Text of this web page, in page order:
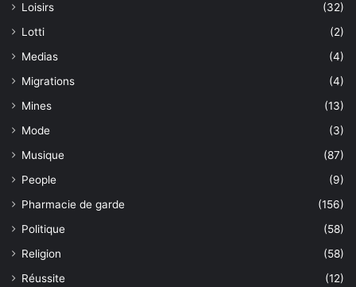
Loisirs
(32)
Lotti
(2)
Medias
(4)
Migrations
(4)
Mines
(13)
Mode
(3)
Musique
(87)
People
(9)
Pharmacie de garde
(156)
Politique
(58)
Religion
(58)
Réussite
(12)